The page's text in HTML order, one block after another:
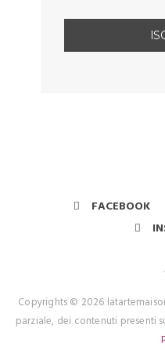
FACEBOOK
Copyrights © 2026
parziale, dei contenuti presenti